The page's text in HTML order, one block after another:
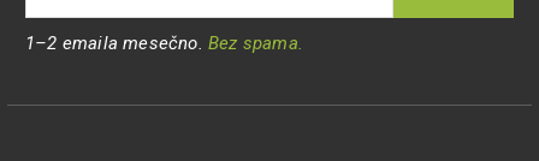
1–2 emaila mesečno. Bez spama.